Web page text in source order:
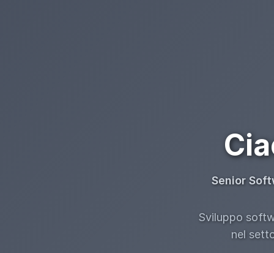
Senior
Sviluppo
nel